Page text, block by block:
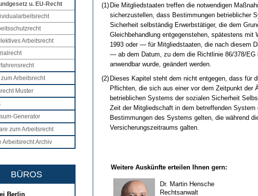
u. EU-Recht
Arbeitsrecht
Arbeitsrecht
Muster
Generator
zum Arbeitsrecht
Arbeitsrecht Archiv
BÜROS
Berlin
(1) Die Mitgliedstaaten treffen die notwendigen
sicherzustellen, dass Bestimmungen betrieblicher
Sicherheit selbständig Erwerbstätiger, die dem
Gleichbehandlung entgegenstehen, spätestens mit
1993 oder — für Mitgliedstaaten, die nach diesem
— ab dem Datum, zu dem die Richtlinie 86/378/EG
anwendbar wurde, geändert werden.
(2) Dieses Kapitel steht dem nicht entgegen, dass für
Pflichten, die sich aus einer vor dem Zeitpunkt der
betrieblichen Systems der sozialen Sicherheit
Zeit der Mitgliedschaft in dem betreffenden System
Bestimmungen des Systems gelten, die während
Versicherungszeitraums galten.
Weitere Auskünfte erteilen Ihnen gern:
Dr. Martin Hensche
Rechtsanwalt